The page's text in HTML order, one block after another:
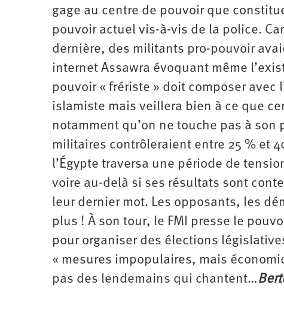
gage au centre de pouvoir que
pouvoir actuel vis-à-vis de la police.
dernière, des militants pro-pouvoir
internet Assawra évoquant même
pouvoir « frériste » doit composer
islamiste mais veillera bien à ce que
notamment qu’on ne touche pas à
militaires contrôleraient entre 25 % et
l’Égypte traversa une période de
voire au-delà si ses résultats sont
leur dernier mot. Les opposants, les
plus ! À son tour, le FMI presse le
pour organiser des élections
« mesures impopulaires, mais
pas des lendemains qui chantent…